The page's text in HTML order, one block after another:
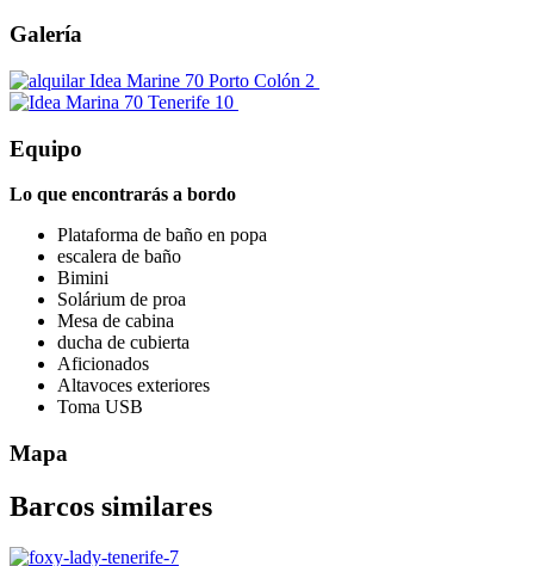
Galería
Equipo
Lo que encontrarás a bordo
Plataforma de baño en popa
escalera de baño
Bimini
Solárium de proa
Mesa de cabina
ducha de cubierta
Aficionados
Altavoces exteriores
Toma USB
Mapa
Barcos similares